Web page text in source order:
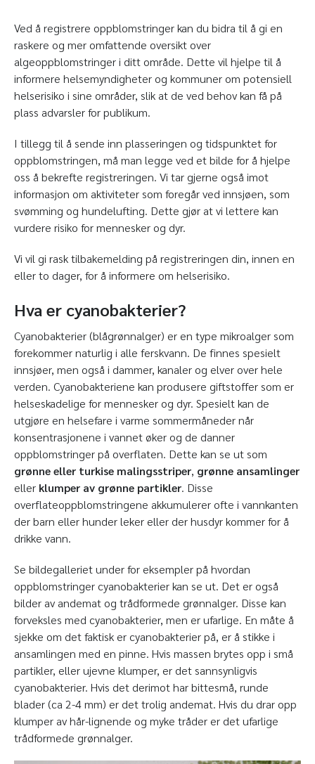
Ved å registrere oppblomstringer kan du bidra til å gi en
raskere og mer omfattende oversikt over
algeoppblomstringer i ditt område. Dette vil hjelpe til å
informere helsemyndigheter og kommuner om potensiell
helserisiko i sine områder, slik at de ved behov kan få på
plass advarsler for publikum.
I tillegg til å sende inn plasseringen og tidspunktet for
oppblomstringen, må man legge ved et bilde for å hjelpe
oss å bekrefte registreringen. Vi tar gjerne også imot
informasjon om aktiviteter som foregår ved innsjøen, som
svømming og hundelufting. Dette gjør at vi lettere kan
vurdere risiko for mennesker og dyr.
Vi vil gi rask tilbakemelding på registreringen din, innen en
eller to dager, for å informere om helserisiko.
Hva er cyanobakterier?
Cyanobakterier (blågrønnalger) er en type mikroalger som
forekommer naturlig i alle ferskvann. De finnes spesielt
innsjøer, men også i dammer, kanaler og elver over hele
verden. Cyanobakteriene kan produsere giftstoffer som er
helseskadelige for mennesker og dyr. Spesielt kan de
utgjøre en helsefare i varme sommermåneder når
konsentrasjonene i vannet øker og de danner
oppblomstringer på overflaten. Dette kan se ut som
grønne eller turkise malingsstriper, grønne ansamlinger
eller klumper av grønne partikler. Disse
overflateoppblomstringene akkumulerer ofte i vannkanten
der barn eller hunder leker eller der husdyr kommer for å
drikke vann.
Se bildegalleriet under for eksempler på hvordan
oppblomstringer cyanobakterier kan se ut. Det er også
bilder av andemat og trådformede grønnalger. Disse kan
forveksles med cyanobakterier, men er ufarlige. En måte å
sjekke om det faktisk er cyanobakterier på, er å stikke i
ansamlingen med en pinne. Hvis massen brytes opp i små
partikler, eller ujevne klumper, er det sannsynligvis
cyanobakterier. Hvis det derimot har bittesmå, runde
blader (ca 2-4 mm) er det trolig andemat. Hvis du drar opp
klumper av hår-lignende og myke tråder er det ufarlige
trådformede grønnalger.